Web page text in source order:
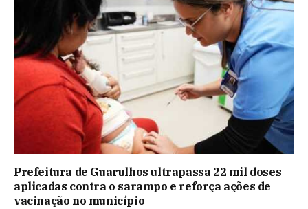
Prefeitura de Guarulhos ultrapassa 22 mil doses
aplicadas contra o sarampo e reforça ações de
vacinação no município